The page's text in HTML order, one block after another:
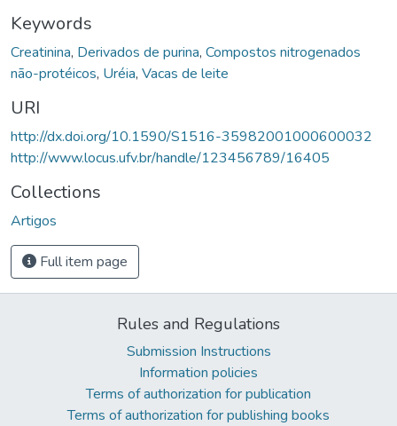
Keywords
Creatinina, Derivados de purina, Compostos nitrogenados
não-protéicos, Uréia, Vacas de leite
URI
http://dx.doi.org/10.1590/S1516-35982001000600032
http://www.locus.ufv.br/handle/123456789/16405
Collections
Artigos
Full item page
Rules and Regulations
Submission Instructions
Information policies
Terms of authorization for publication
Terms of authorization for publishing books